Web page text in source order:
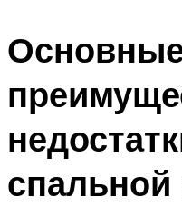
спальной